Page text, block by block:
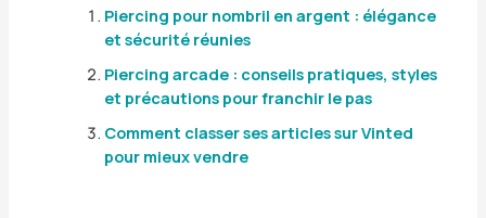
Piercing pour nombril en argent : élégance
et sécurité réunies
Piercing arcade : conseils pratiques, styles
et précautions pour franchir le pas
Comment classer ses articles sur Vinted
pour mieux vendre